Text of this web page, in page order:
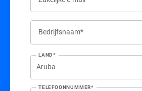
Bedrijfsnaam*
LAND*
TELEFOONNUMMER*